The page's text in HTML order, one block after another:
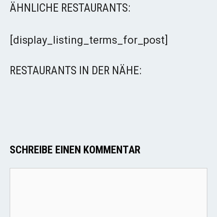
ÄHNLICHE RESTAURANTS:
[display_listing_terms_for_post]
RESTAURANTS IN DER NÄHE:
SCHREIBE EINEN KOMMENTAR